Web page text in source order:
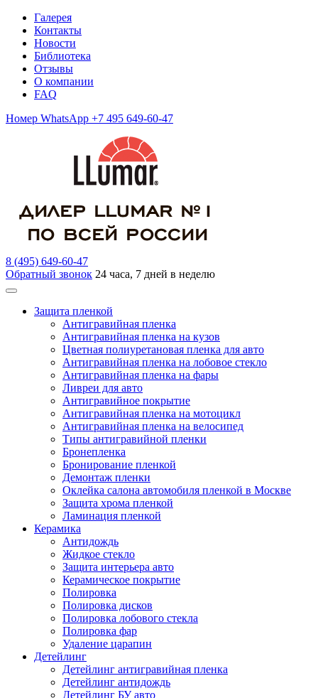
Галерея
Контакты
Новости
Библиотека
Отзывы
О компании
FAQ
Номер WhatsApp +7 495 649-60-47
8 (495) 649-60-47
Обратный звонок 24 часа, 7 дней в неделю
Защита пленкой
Антигравийная пленка
Антигравийная пленка на кузов
Цветная полиуретановая пленка для авто
Антигравийная пленка на лобовое стекло
Антигравийная пленка на фары
Ливреи для авто
Антигравийное покрытие
Антигравийная пленка на мотоцикл
Антигравийная пленка на велосипед
Типы антигравийной пленки
Бронепленка
Бронирование пленкой
Демонтаж пленки
Оклейка салона автомобиля пленкой в Москве
Защита хрома пленкой
Ламинация пленкой
Керамика
Антидождь
Жидкое стекло
Защита интерьера авто
Керамическое покрытие
Полировка
Полировка дисков
Полировка лобового стекла
Полировка фар
Удаление царапин
Детейлинг
Детейлинг антигравийная пленка
Детейлинг антидождь
Детейлинг БУ авто